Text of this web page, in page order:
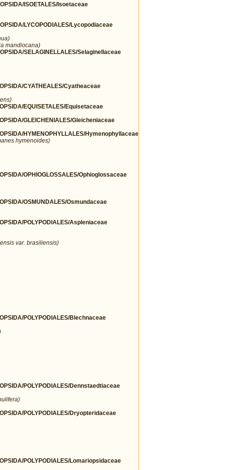
ISOETALES/Isoetaceae
LYCOPODIALES/Lycopodiaceae
mandiocana)
SELAGINELLALES/Selaginellaceae
CYATHEALES/Cyatheaceae
EQUISETALES/Equisetaceae
GLEICHENIALES/Gleicheniaceae
HYMENOPHYLLALES/Hymenophyllaceae
hymenoides)
OPHIOGLOSSALES/Ophioglossaceae
OSMUNDALES/Osmundaceae
POLYPODIALES/Aspleniaceae
var. brasiliensis)
POLYPODIALES/Blechnaceae
POLYPODIALES/Dennstaedtiaceae
POLYPODIALES/Dryopteridaceae
POLYPODIALES/Lomariopsidaceae